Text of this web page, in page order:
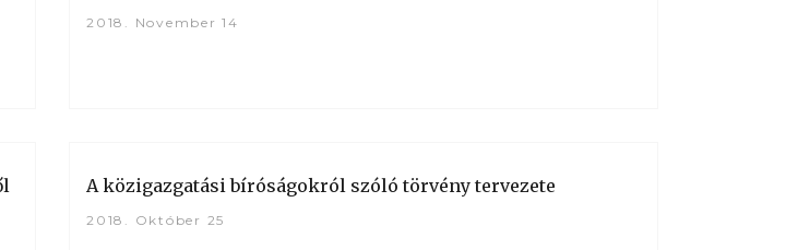
2018. November 14
A közigazgatási bíróságokról szóló törvény tervezete
2018. Október 25